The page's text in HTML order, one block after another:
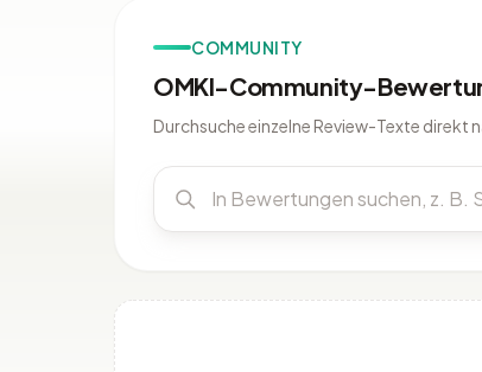
COMMUNITY
OMKI-Community-
Durchsuche einzelne Review-Texte direkt